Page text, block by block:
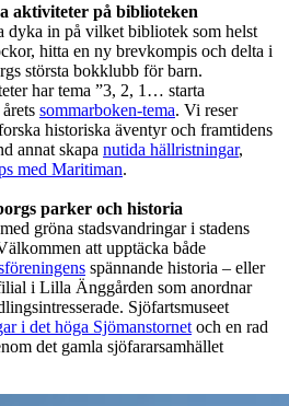
aktiviteter på biblioteken
dyka in på vilket bibliotek som helst
hitta en ny brevkompis och delta i
största bokklubb för barn.
har tema ”3, 2, 1… starta
sommarboken-tema. Vi reser
historiska äventyr och framtidens
annat skapa nutida hällristningar,
med Maritiman.
parker och historia
gröna stadsvandringar i stadens
att upptäcka både
spännande historia – eller
i Lilla Änggården som anordnar
Sjöfartsmuseet
i det höga Sjömanstornet och en rad
det gamla sjöfararsamhället